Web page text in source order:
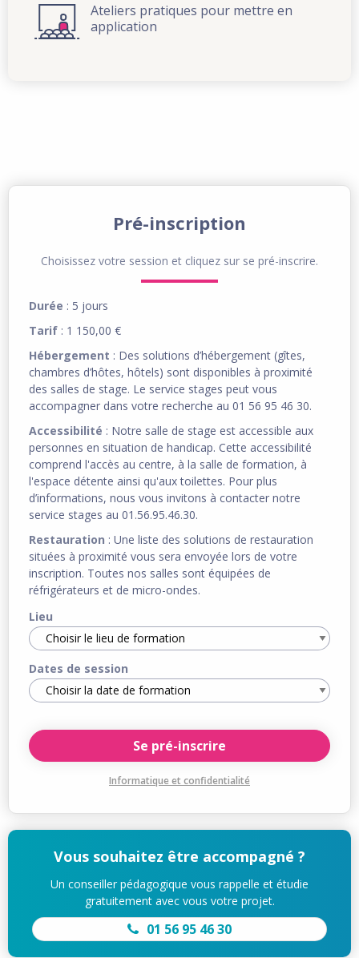
Ateliers pratiques pour mettre en
application
Pré-inscription
Choisissez votre session et cliquez sur se pré-inscrire.
Durée : 5 jours
Tarif : 1 150,00 €
Hébergement : Des solutions d’hébergement (gîtes,
chambres d’hôtes, hôtels) sont disponibles à proximité
des salles de stage. Le service stages peut vous
accompagner dans votre recherche au 01 56 95 46 30.
Accessibilité : Notre salle de stage est accessible aux
personnes en situation de handicap. Cette accessibilité
comprend l'accès au centre, à la salle de formation, à
l'espace détente ainsi qu'aux toilettes. Pour plus
d’informations, nous vous invitons à contacter notre
service stages au 01.56.95.46.30.
Restauration : Une liste des solutions de restauration
situées à proximité vous sera envoyée lors de votre
inscription. Toutes nos salles sont équipées de
réfrigérateurs et de micro-ondes.
Lieu
Dates de session
Informatique et confidentialité
Vous souhaitez être accompagné ?
Un conseiller pédagogique vous rappelle et étudie
gratuitement avec vous votre projet.
01 56 95 46 30